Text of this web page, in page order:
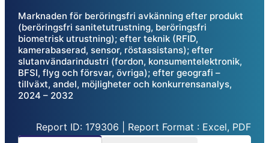
Marknaden för beröringsfri avkänning efter produkt
(beröringsfri sanitetutrustning, beröringsfri
biometrisk utrustning); efter teknik (RFID,
kamerabaserad, sensor, röstassistans); efter
slutanvändarindustri (fordon, konsumentelektronik,
BFSI, flyg och försvar, övriga); efter geografi –
tillväxt, andel, möjligheter och konkurrensanalys,
2024 – 2032
Report ID: 179306 | Report Format : Excel, PDF